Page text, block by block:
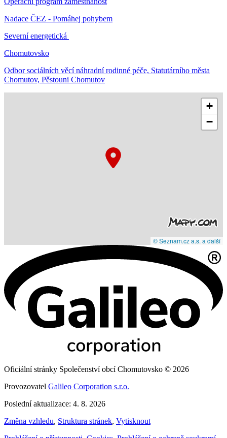
Nadace ČEZ - Pomáhej pohybem
Severní energetická
Chomutovsko
Odbor sociálních věcí náhradní rodinné péče, Statutárního města
Chomutov, Pěstouni Chomutov
+
−
© Seznam.cz a.s. a další
Oficiální stránky Společenství obcí Chomutovsko © 2026
Provozovatel Galileo Corporation s.r.o.
Poslední aktualizace: 4. 8. 2026
Změna vzhledu, Struktura stránek, Vytisknout